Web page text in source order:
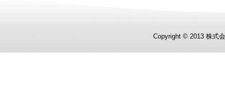
Copyright © 2013 株式